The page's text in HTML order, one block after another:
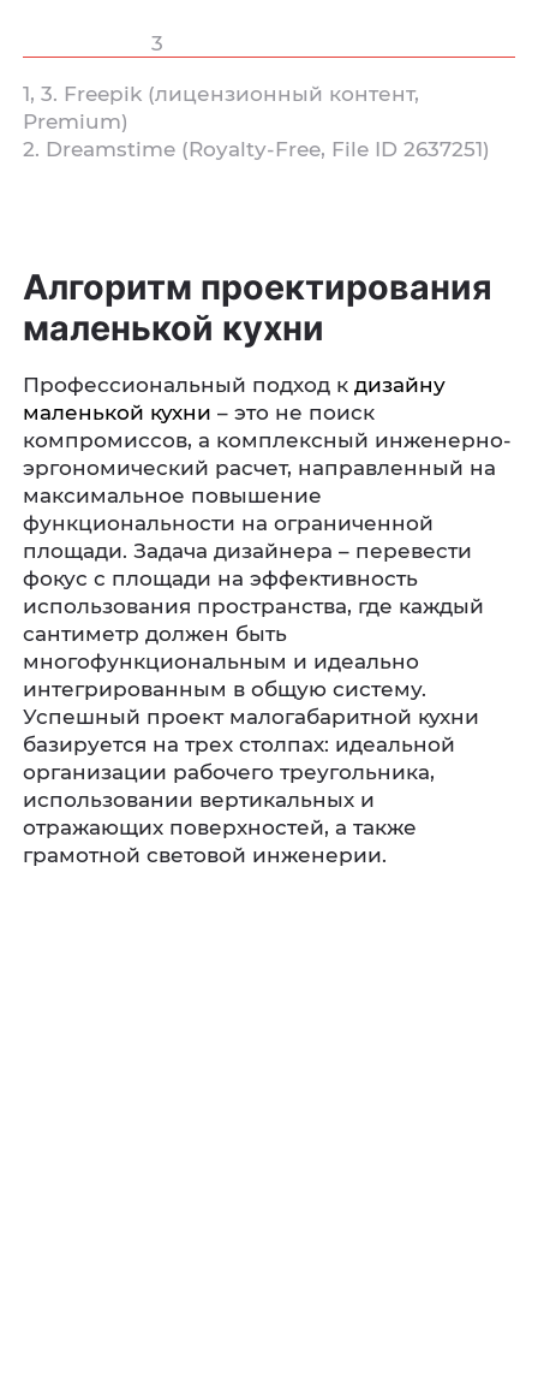
3
1, 3. Freepik (лицензионный контент,
Premium)
2. Dreamstime (Royalty‑Free, File ID 2637251)
Алгоритм проектирования
маленькой кухни
Профессиональный подход кдизайну
маленькой кухни – это не поиск
компромиссов, а комплексный инженерно-
эргономический расчет, направленный на
максимальное повышение
функциональности на ограниченной
площади. Задача дизайнера – перевести
фокус с площади на эффективность
использования пространства, где каждый
сантиметр должен быть
многофункциональным и идеально
интегрированным в общую систему.
Успешный проект малогабаритной кухни
базируется на трех столпах: идеальной
организации рабочего треугольника,
использовании вертикальных и
отражающих поверхностей, а также
грамотной световой инженерии.